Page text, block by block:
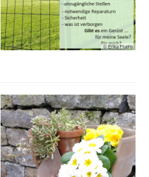
© Erika Fluehs